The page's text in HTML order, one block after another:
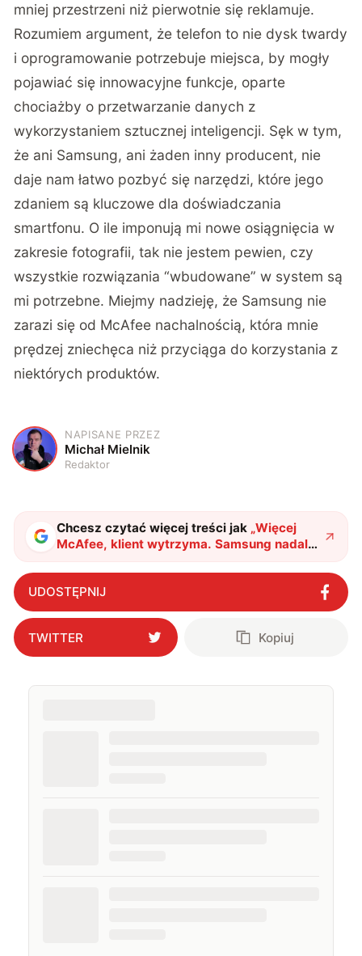
mniej przestrzeni niż pierwotnie się reklamuje.
Rozumiem argument, że telefon to nie dysk twardy
i oprogramowanie potrzebuje miejsca, by mogły
pojawiać się innowacyjne funkcje, oparte
chociażby o przetwarzanie danych z
wykorzystaniem sztucznej inteligencji. Sęk w tym,
że ani Samsung, ani żaden inny producent, nie
daje nam łatwo pozbyć się narzędzi, które jego
zdaniem są kluczowe dla doświadczania
smartfonu. O ile imponują mi nowe osiągnięcia w
zakresie fotografii, tak nie jestem pewien, czy
wszystkie rozwiązania “wbudowane” w system są
mi potrzebne. Miejmy nadzieję, że Samsung nie
zarazi się od McAfee nachalnością, która mnie
prędzej zniechęca niż przyciąga do korzystania z
niektórych produktów.
M
NAPISANE PRZEZ
Michał Mielnik
Redaktor
Chcesz czytać więcej treści jak „Więcej
McAfee, klient wytrzyma. Samsung nadal
będzie instalował znienawidzonego
antywirusa"?
UDOSTĘPNIJ
TWITTER Kopiuj